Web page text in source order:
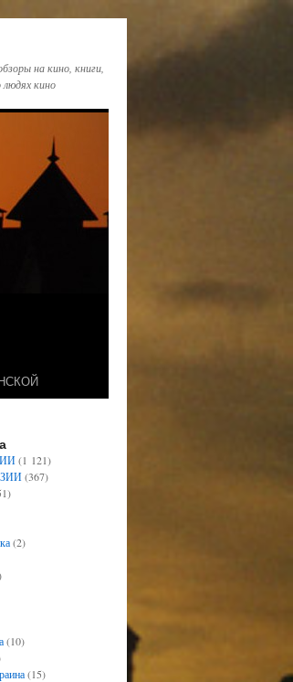
на кино, книги,
кино
(1 121)
(367)
(2)
(10)
(15)